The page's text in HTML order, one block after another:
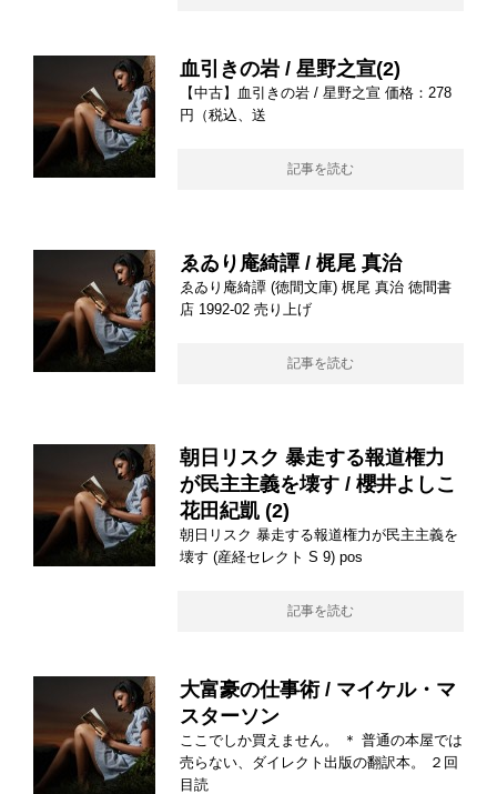
血引きの岩 / 星野之宣(2)
【中古】血引きの岩 / 星野之宣 価格：278
円（税込、送
記事を読む
ゑゐり庵綺譚 / 梶尾 真治
ゑゐり庵綺譚 (徳間文庫) 梶尾 真治 徳間書
店 1992-02 売り上げ
記事を読む
朝日リスク 暴走する報道権力
が民主主義を壊す / 櫻井よしこ
花田紀凱 (2)
朝日リスク 暴走する報道権力が民主主義を
壊す (産経セレクト S 9) pos
記事を読む
大富豪の仕事術 / マイケル・マ
スターソン
ここでしか買えません。 ＊ 普通の本屋では
売らない、ダイレクト出版の翻訳本。 ２回
目読